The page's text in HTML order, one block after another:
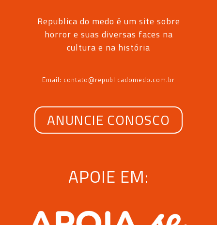
Republica do medo é um site sobre
horror e suas diversas faces na
cultura e na história
Email: contato@republicadomedo.com.br
ANUNCIE CONOSCO
APOIE EM: